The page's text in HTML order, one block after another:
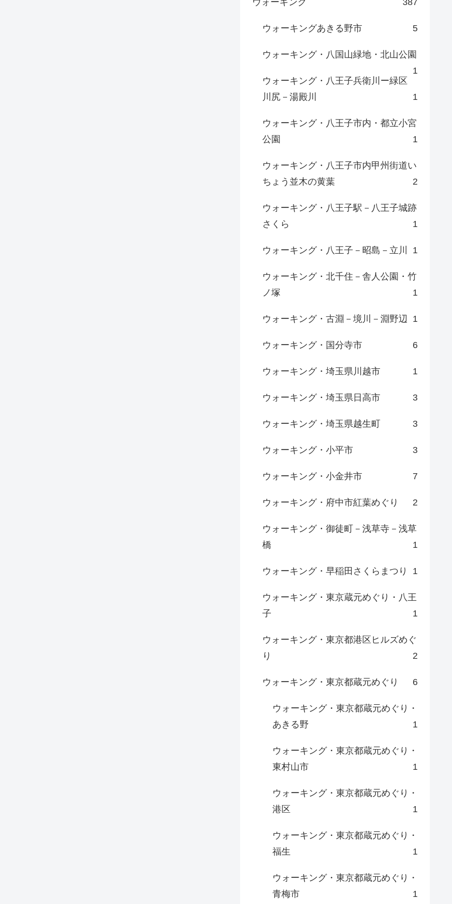
ウォーキングあきる野市 5
ウォーキング・八国山緑地・北山公園
1
ウォーキング・八王子兵衛川ー緑区
川尻－湯殿川
1
ウォーキング・八王子市内・都立小宮
公園
1
ウォーキング・八王子市内甲州街道い
ちょう並木の黄葉
2
ウォーキング・八王子駅－八王子城跡
さくら
1
ウォーキング・八王子－昭島－立川 1
ウォーキング・北千住－舎人公園・竹
ノ塚
1
ウォーキング・古淵－境川－淵野辺 1
ウォーキング・国分寺市 6
ウォーキング・埼玉県川越市 1
ウォーキング・埼玉県日高市 3
ウォーキング・埼玉県越生町 3
ウォーキング・小平市 3
ウォーキング・小金井市 7
ウォーキング・府中市紅葉めぐり 2
ウォーキング・御徒町－浅草寺－浅草
橋
1
ウォーキング・早稲田さくらまつり 1
ウォーキング・東京蔵元めぐり・八王
子
1
ウォーキング・東京都港区ヒルズめぐ
り
2
ウォーキング・東京都蔵元めぐり 6
ウォーキング・東京都蔵元めぐり・
あきる野
1
ウォーキング・東京都蔵元めぐり・
東村山市
1
ウォーキング・東京都蔵元めぐり・
港区
1
ウォーキング・東京都蔵元めぐり・
福生
1
ウォーキング・東京都蔵元めぐり・
青梅市
1